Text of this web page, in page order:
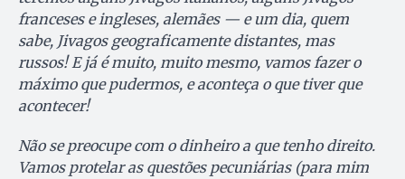
franceses e ingleses, alemães — e um dia, quem
sabe, Jivagos geograficamente distantes, mas
russos! E já é muito, muito mesmo, vamos fazer o
máximo que pudermos, e aconteça o que tiver que
acontecer!
Não se preocupe com o dinheiro a que tenho direito.
Vamos protelar as questões pecuniárias (para mim